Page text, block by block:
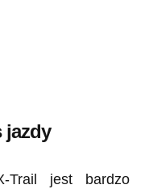
jazdy
Trail jest bardzo